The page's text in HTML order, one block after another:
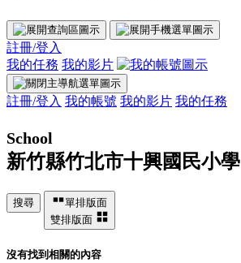
註冊/登入
我的任務 我的影片
註冊/登入 我的帳號 我的影片 我的任務
School
新竹縣竹北市十興國民小學
搜尋
單排版面
雙排版面
沒有找到相關的內容